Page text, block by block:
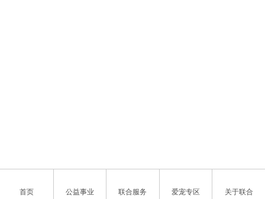
首页 公益事业 联合服务 爱宠专区 关于联合